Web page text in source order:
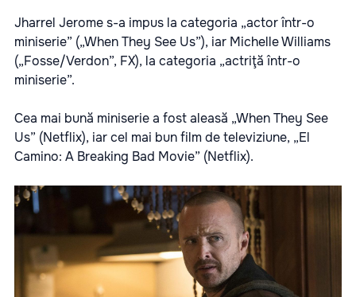
Jharrel Jerome s-a impus la categoria „actor într-o
miniserie” („When They See Us”), iar Michelle Williams
(„Fosse/Verdon”, FX), la categoria „actriţă într-o
miniserie”.
Cea mai bună miniserie a fost aleasă „When They See
Us” (Netflix), iar cel mai bun film de televiziune, „El
Camino: A Breaking Bad Movie” (Netflix).